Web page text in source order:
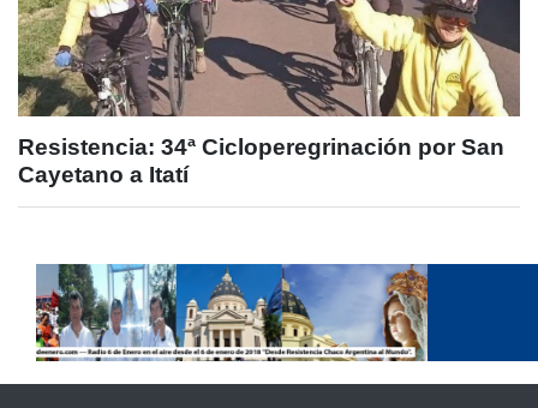
Resistencia: 34ª Cicloperegrinación por San
Cayetano a Itatí